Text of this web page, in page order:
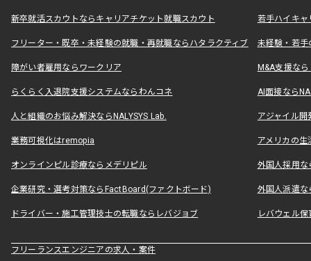
新卒就活スカウトならキャリアチケット就職スカウト 若手ハイキ
フリーター・既卒・未経験の就職・再就職ならハタラクティブ 未経験・若手
障がい者雇用ならワークリア M&A支援な
らくらく入退院支援システムならわんコネ AI面接なら
人と組織のお悩み解決ならNALYSYS Lab. アジャイル
業務可視化はremopia アメリカの
オンラインピル診療ならメデリピル 外国人採用
企業研究・選考対策ならFactBoard(ファクトボード) 外国人派遣な
ドライバー・施工管理技士の転職ならレバジョブ レバウェル
フリーランスエンジニアの求人・案件